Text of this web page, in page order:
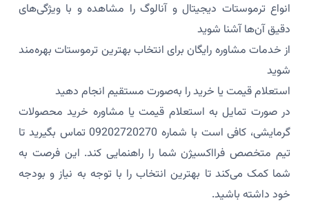
انواع ترموستات دیجیتال و آنالوگ را مشاهده و با ویژگی‌های
دقیق آن‌ها آشنا شوید
از خدمات مشاوره رایگان برای انتخاب بهترین ترموستات بهره‌مند
شوید
استعلام قیمت یا خرید را به‌صورت مستقیم انجام دهید
در صورت تمایل به استعلام قیمت یا مشاوره خرید محصولات
گرمایشی، کافی است با شماره 09202720270 تماس بگیرید تا
تیم متخصص فرااکسیژن شما را راهنمایی کند. این فرصت به
شما کمک می‌کند تا بهترین انتخاب را با توجه به نیاز و بودجه
خود داشته باشید.